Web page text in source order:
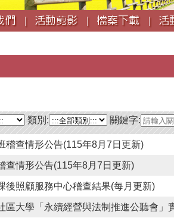
們 | 活動剪影 | 檔案下載 | 活
類別: 關鍵字:
稽查情形公告(115年8月7日更新)
查情形公告(115年8月7日更新)
後照顧服務中心稽查結果(每月更新)
區大學「永續經營與法制推進公聽會」